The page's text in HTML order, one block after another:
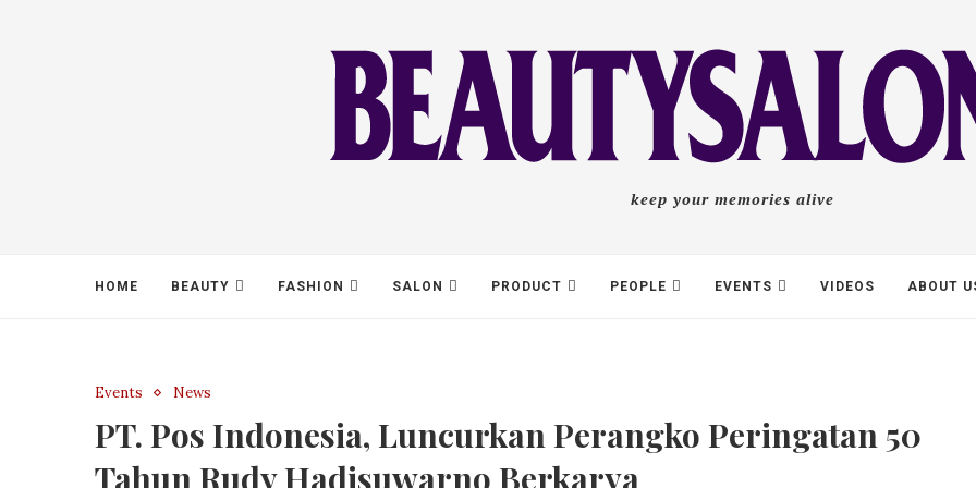
keep your memories alive
HOME BEAUTY FASHION SALON PRODUCT PEOPLE EVENTS VIDEOS ABOUT
Events News
PT. Pos Indonesia, Luncurkan Perangko Peringatan 50
Tahun Rudy Hadisuwarno Berkarya